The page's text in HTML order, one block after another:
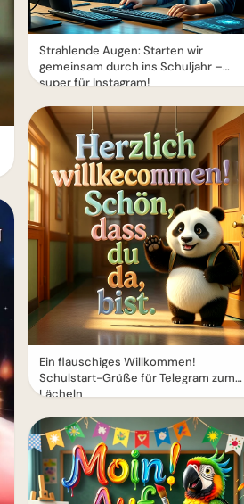
Strahlende Augen: Starten wir
gemeinsam durch ins Schuljahr –
super für Instagram!
Ein flauschiges Willkommen!
Schulstart-Grüße für Telegram zum
Lächeln